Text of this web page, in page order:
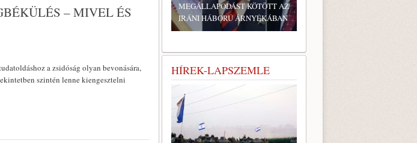
– MIVEL ÉS
a zsidóság olyan bevonására,
szintén lenne kiengesztelni
MEGÁLLAPODÁST KÖTÖTT AZ
IRÁNI HÁBORÚ ÁRNYÉKÁBAN
HÍREK-LAPSZEMLE